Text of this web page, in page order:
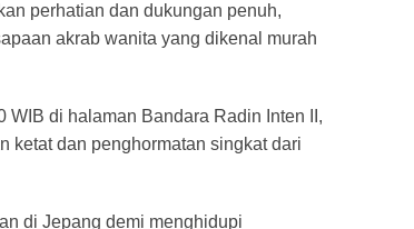
perhatian dan dukungan penuh,
akrab wanita yang dikenal murah
di halaman Bandara Radin Inten II,
ketat dan penghormatan singkat dari
di Jepang demi menghidupi